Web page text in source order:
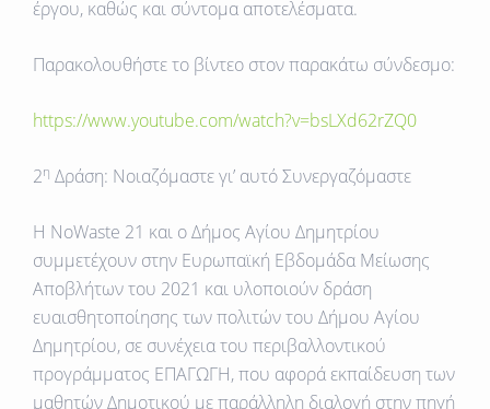
έργου, καθώς και σύντομα αποτελέσματα.
Παρακολουθήστε το βίντεο στον παρακάτω σύνδεσμο:
https://www.youtube.com/watch?v=bsLXd62rZQ0
2η Δράση: Νοιαζόμαστε γι’ αυτό Συνεργαζόμαστε
Η NoWaste 21 και ο Δήμος Αγίου Δημητρίου
συμμετέχουν στην Ευρωπαϊκή Εβδομάδα Μείωσης
Αποβλήτων του 2021 και υλοποιούν δράση
ευαισθητοποίησης των πολιτών του Δήμου Αγίου
Δημητρίου, σε συνέχεια του περιβαλλοντικού
προγράμματος ΕΠΑΓΩΓΗ, που αφορά εκπαίδευση των
μαθητών Δημοτικού με παράλληλη διαλογή στην πηγή